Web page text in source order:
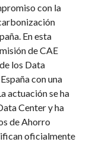
con la
En esta
de CAE
los Data
con una
actuación se ha
Center y ha
de Ahorro
oficialmente